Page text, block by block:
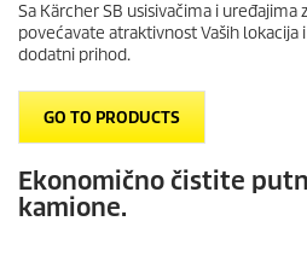
Sa Kärcher SB usisivačima i
povećavate atraktivnost Vaših lokacija
dodatni prihod.
GO TO PRODUCTS
Ekonomično čistite
kamione.